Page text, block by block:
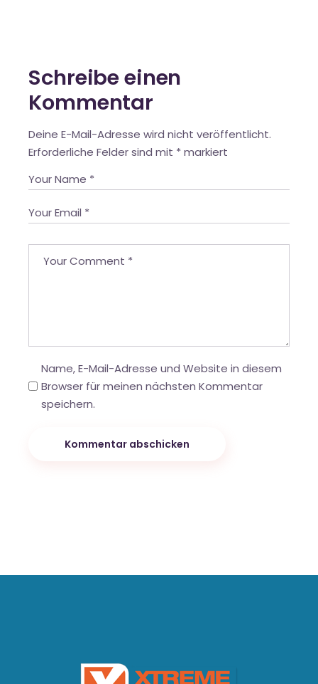
Schreibe einen
Kommentar
Deine E-Mail-Adresse wird nicht veröffentlicht.
Erforderliche Felder sind mit * markiert
Name, E-Mail-Adresse und Website in diesem
Browser für meinen nächsten Kommentar
speichern.
Kommentar abschicken